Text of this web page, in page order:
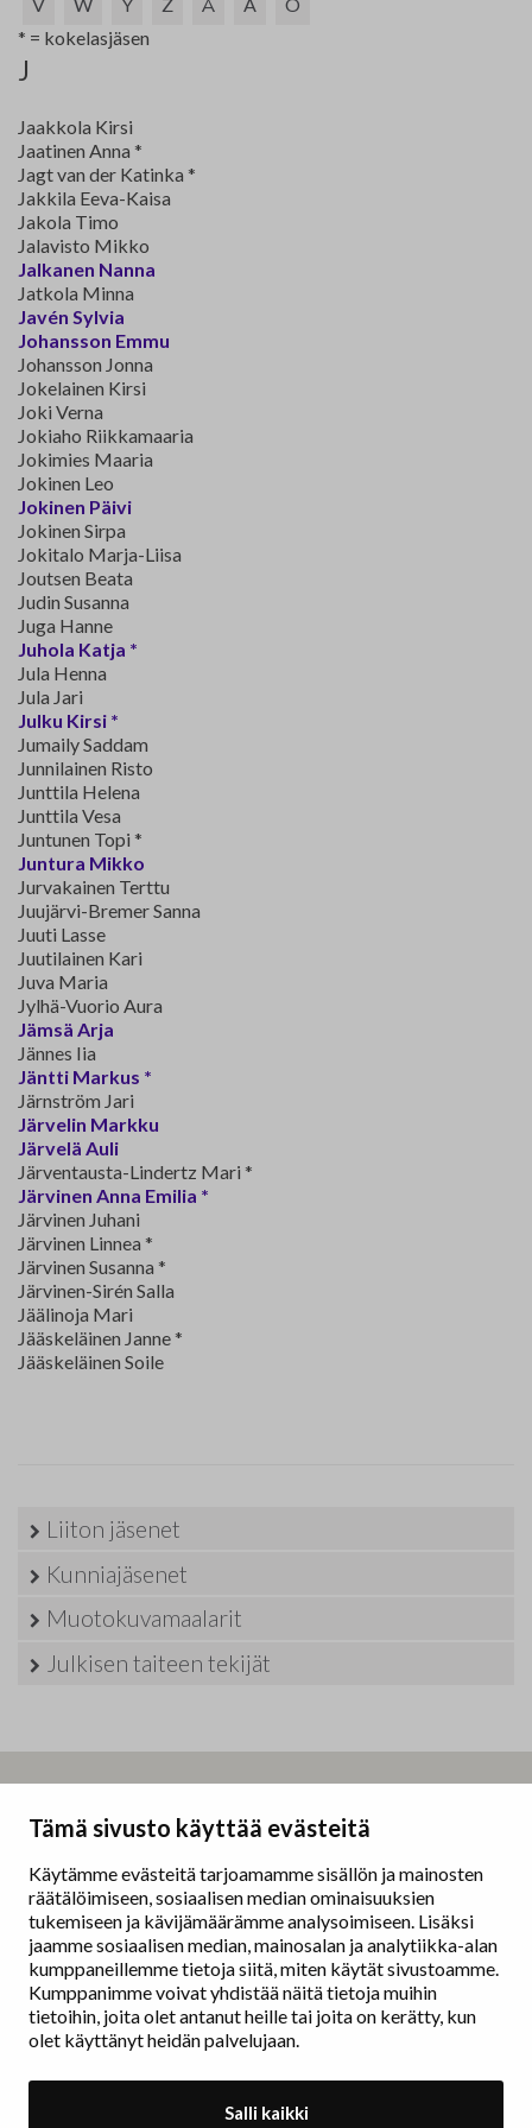
Tämä sivusto käyttää evästeitä
Käytämme evästeitä tarjoamamme sisällön ja mainosten
räätälöimiseen, sosiaalisen median ominaisuuksien
tukemiseen ja kävijämäärämme analysoimiseen. Lisäksi
jaamme sosiaalisen median, mainosalan ja analytiikka-alan
kumppaneillemme tietoja siitä, miten käytät sivustoamme.
Kumppanimme voivat yhdistää näitä tietoja muihin
tietoihin, joita olet antanut heille tai joita on kerätty, kun
olet käyttänyt heidän palvelujaan.
Salli kaikki
Jäsenluettelo
Jäsensivu
* = kokelasjäsen
J
Jaakkola Kirsi
Jaatinen Anna *
Jagt van der Katinka *
Jakkila Eeva-Kaisa
Jakola Timo
Jalavisto Mikko
Jalkanen Nanna
Jatkola Minna
Javén Sylvia
Johansson Emmu
Johansson Jonna
Jokelainen Kirsi
Joki Verna
Jokiaho Riikkamaaria
Jokimies Maaria
Jokinen Leo
Jokinen Päivi
Jokinen Sirpa
Jokitalo Marja-Liisa
Joutsen Beata
Judin Susanna
Juga Hanne
Juhola Katja *
Jula Henna
Jula Jari
Julku Kirsi *
Jumaily Saddam
Junnilainen Risto
Junttila Helena
Junttila Vesa
Juntunen Topi *
Juntura Mikko
Jurvakainen Terttu
Juujärvi-Bremer Sanna
Juuti Lasse
Juutilainen Kari
Juva Maria
Jylhä-Vuorio Aura
Jämsä Arja
Jännes Iia
Jäntti Markus *
Järnström Jari
Järvelin Markku
Järvelä Auli
Järventausta-Lindertz Mari *
Järvinen Anna Emilia *
Järvinen Juhani
Järvinen Linnea *
Järvinen Susanna *
Järvinen-Sirén Salla
Jäälinoja Mari
Jääskeläinen Janne *
Jääskeläinen Soile
Liiton jäsenet
Kunniajäsenet
Muotokuvamaalarit
Julkisen taiteen tekijät
Erottajankatu 9 B
00130 Helsinki
www.painters.fi
Näyttelytoiminta
tm•gallerian esittely
Muu näyttelytoiminta